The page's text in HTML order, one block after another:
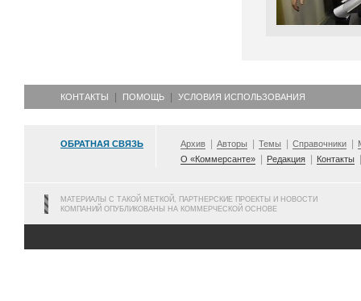
КОНТАКТЫ ПОМОЩЬ УСЛОВИЯ ИСПОЛЬЗОВАНИЯ
ОБРАТНАЯ СВЯЗЬ Архив Авторы Темы Справочники
О «Коммерсанте»
Редакция Контакты
МАТЕРИАЛЫ С ТАКОЙ МЕТКОЙ, ПАРТНЕРСКИЕ ПРОЕКТЫ И НОВОСТИ
КОМПАНИЙ ОПУБЛИКОВАНЫ НА КОММЕРЧЕСКОЙ ОСНОВЕ